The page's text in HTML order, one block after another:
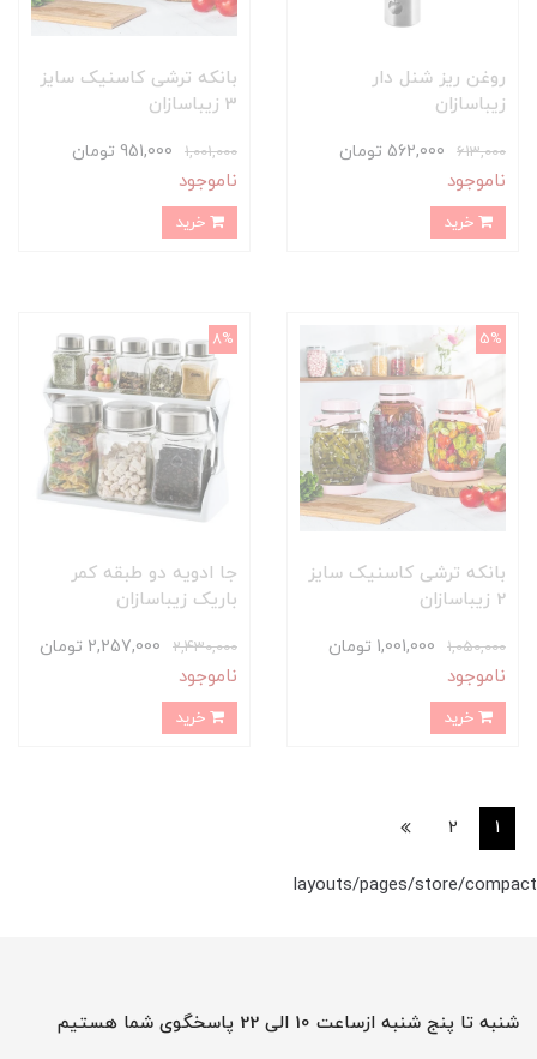
روغن ریز شنل دار
زیباسازان
613,000 562,000 تومان
ناموجود
بانکه ترشی کاسنیک سایز
3 زیباسازان
1,001,000 951,000 تومان
ناموجود
بانکه ترشی کاسنیک سایز
2 زیباسازان
1,050,000 1,001,000 تومان
5%
ناموجود
جا ادویه دو طبقه کمر
باریک زیباسازان
2,430,000 2,257,000 تومان
8%
ناموجود
1
2
layouts/pages/store/compact
شنبه تا پنج شنبه ازساعت 10 الی 22 پاسخگوی شما هستیم